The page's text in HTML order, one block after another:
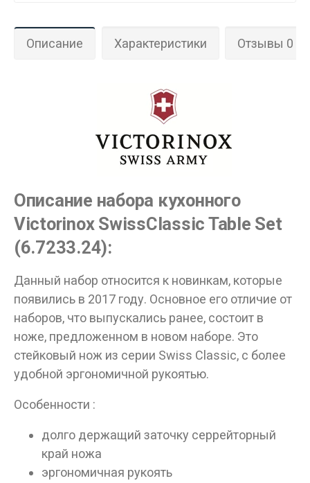
Описание Характеристики Отзывы 0
Описание набора кухонного
Victorinox SwissClassic Table Set
(6.7233.24):
Данный набор относится к новинкам, которые
появились в 2017 году. Основное его отличие от
наборов, что выпускались ранее, состоит в
ноже, предложенном в новом наборе. Это
стейковый нож из серии Swiss Classic, с более
удобной эргономичной рукоятью.
Особенности :
долго держащий заточку серрейторный
край ножа
эргономичная рукоять
Данные товары продаются лицам,
достигшим 18 лет!
Вам исполнилось 18 лет?